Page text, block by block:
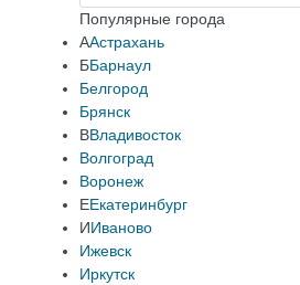
Популярные города
ААстрахань
ББарнаул
Белгород
Брянск
ВВладивосток
Волгоград
Воронеж
ЕЕкатеринбург
ИИваново
Ижевск
Иркутск